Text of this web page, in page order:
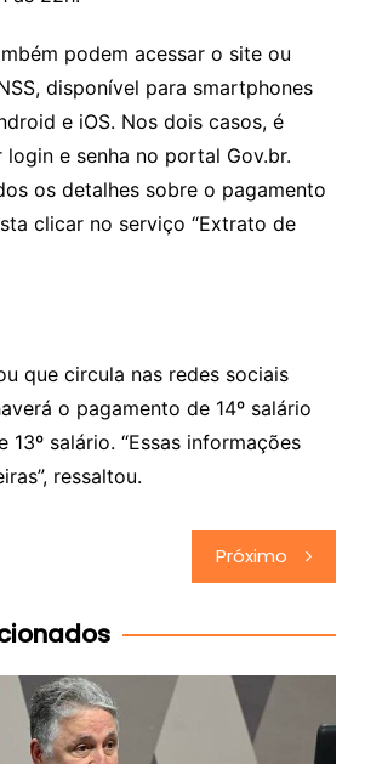
podem acessar o site ou
disponível para smartphones
e iOS. Nos dois casos, é
login e senha no portal Gov.br.
os detalhes sobre o pagamento
clicar no serviço “Extrato de
que circula nas redes sociais
o pagamento de 14º salário
13º salário. “Essas informações
ressaltou.
Próximo